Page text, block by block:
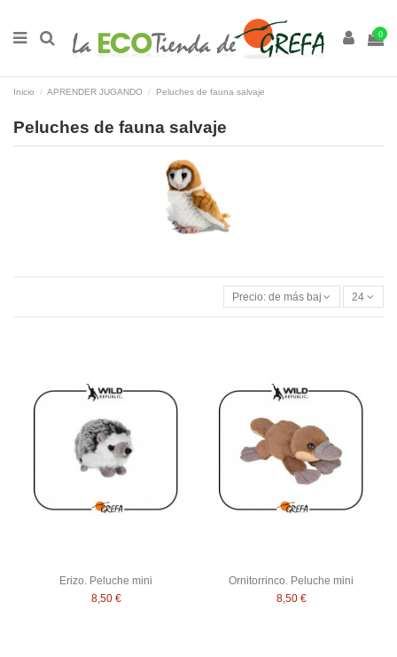
0
Inicio APRENDER JUGANDO Peluches de fauna salvaje
Peluches de fauna salvaje
Precio: de más bajo a más alto
24
Erizo. Peluche mini
8,50 €
Ornitorrinco. Peluche mini
8,50 €